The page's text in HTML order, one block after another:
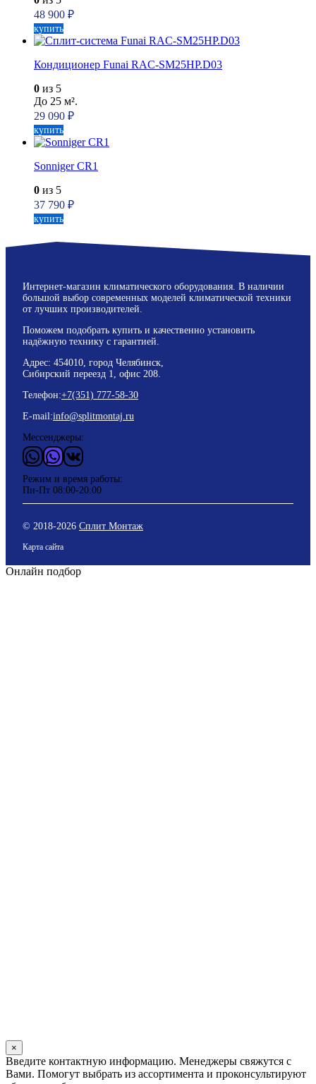
48 900 ₽
купить
Кондиционер Funai RAC-SM25HP.D03
0 из 5
До 25 м².
29 090 ₽
купить
Sonniger CR1
0 из 5
37 790 ₽
купить
Интернет-магазин климатического оборудования. В наличии
большой выбор современных моделей климатической техники
от лучших производителей.
Поможем подобрать купить и качественно установить
надёжную технику с гарантией.
Адрес: 454010, город Челябинск,
Сибирский переезд 1, офис 208.
Телефон:+7(351) 777-58-30
E-mail:info@splitmontaj.ru
Мессенджеры:
WhatsApp
ViderВКонтакте
Режим и время работы:
Пн-Пт 08:00-20:00
© 2018-2026 Сплит Монтаж
Карта сайта
Онлайн подбор
×
Оставьте
это
Введите контактную информацию. Менеджеры свяжутся с
Вами. Помогут выбрать из ассортимента и проконсультируют